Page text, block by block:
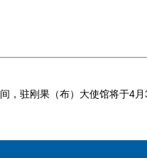
间 ， 驻刚果（布）大使馆将于4月